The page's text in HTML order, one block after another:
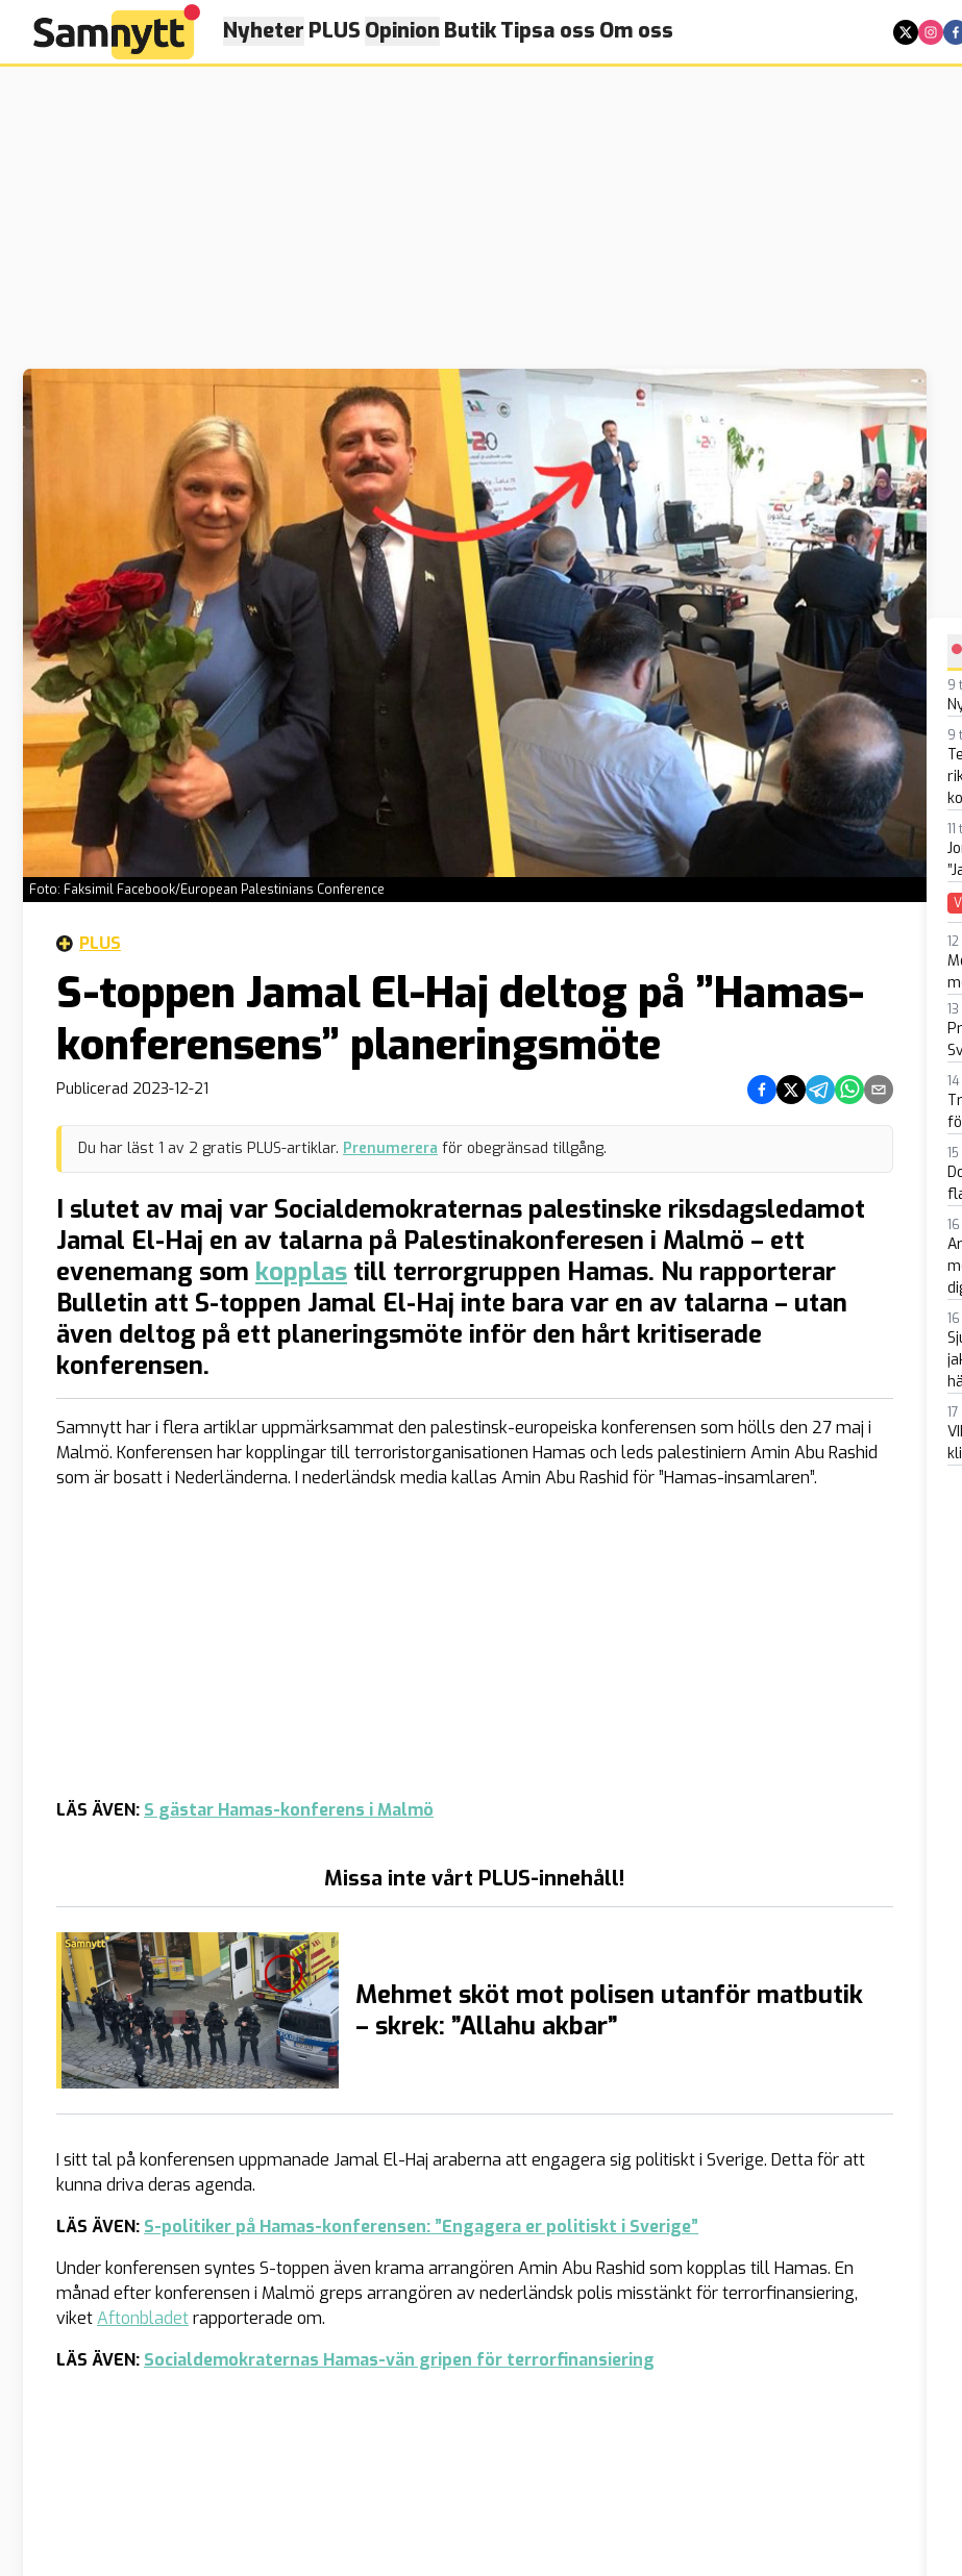
Nyheter PLUS Opinion ButikTipsa oss Om oss
Foto: Faksimil Facebook/European Palestinians Conference
PLUS
S-toppen Jamal El-Haj deltog på ”Hamas-
konferensens” planeringsmöte
Publicerad 2023-12-21 Dela på Facebook
Dela på Twitter
Dela på Telegram
Dela på Whatsapp
Dela via e-
Du har läst 1 av 2 gratis PLUS-artiklar. Prenumerera för obegränsad tillgång.
I slutet av maj var Socialdemokraternas palestinske riksdagsledamot
Jamal El-Haj en av talarna på Palestinakonferesen i Malmö – ett
evenemang som kopplas till terrorgruppen Hamas. Nu rapporterar
Bulletin att S-toppen Jamal El-Haj inte bara var en av talarna – utan
även deltog på ett planeringsmöte inför den hårt kritiserade
konferensen.
Samnytt har i flera artiklar uppmärksammat den palestinsk-europeiska konferensen som hölls den 27 maj i
Malmö. Konferensen har kopplingar till terroristorganisationen Hamas och leds palestiniern Amin Abu Rashid
som är bosatt i Nederländerna. I nederländsk media kallas Amin Abu Rashid för ”Hamas-insamlaren”.
LÄS ÄVEN: S gästar Hamas-konferens i Malmö
Missa inte vårt PLUS-innehåll!
Mehmet sköt mot polisen utanför matbutik
– skrek: ”Allahu akbar”
I sitt tal på konferensen uppmanade Jamal El-Haj araberna att engagera sig politiskt i Sverige. Detta för att
kunna driva deras agenda.
LÄS ÄVEN: S-politiker på Hamas-konferensen: ”Engagera er politiskt i Sverige”
Under konferensen syntes S-toppen även krama arrangören Amin Abu Rashid som kopplas till Hamas. En
månad efter konferensen i Malmö greps arrangören av nederländsk polis misstänkt för terrorfinansiering,
viketAftonbladetrapporterade om.
LÄS ÄVEN: Socialdemokraternas Hamas-vän gripen för terrorfinansiering
9
9